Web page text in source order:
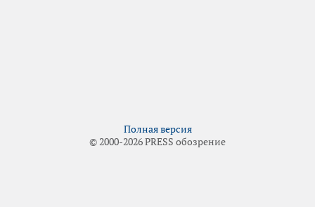
Полная версия
© 2000-2026 PRESS обозрение